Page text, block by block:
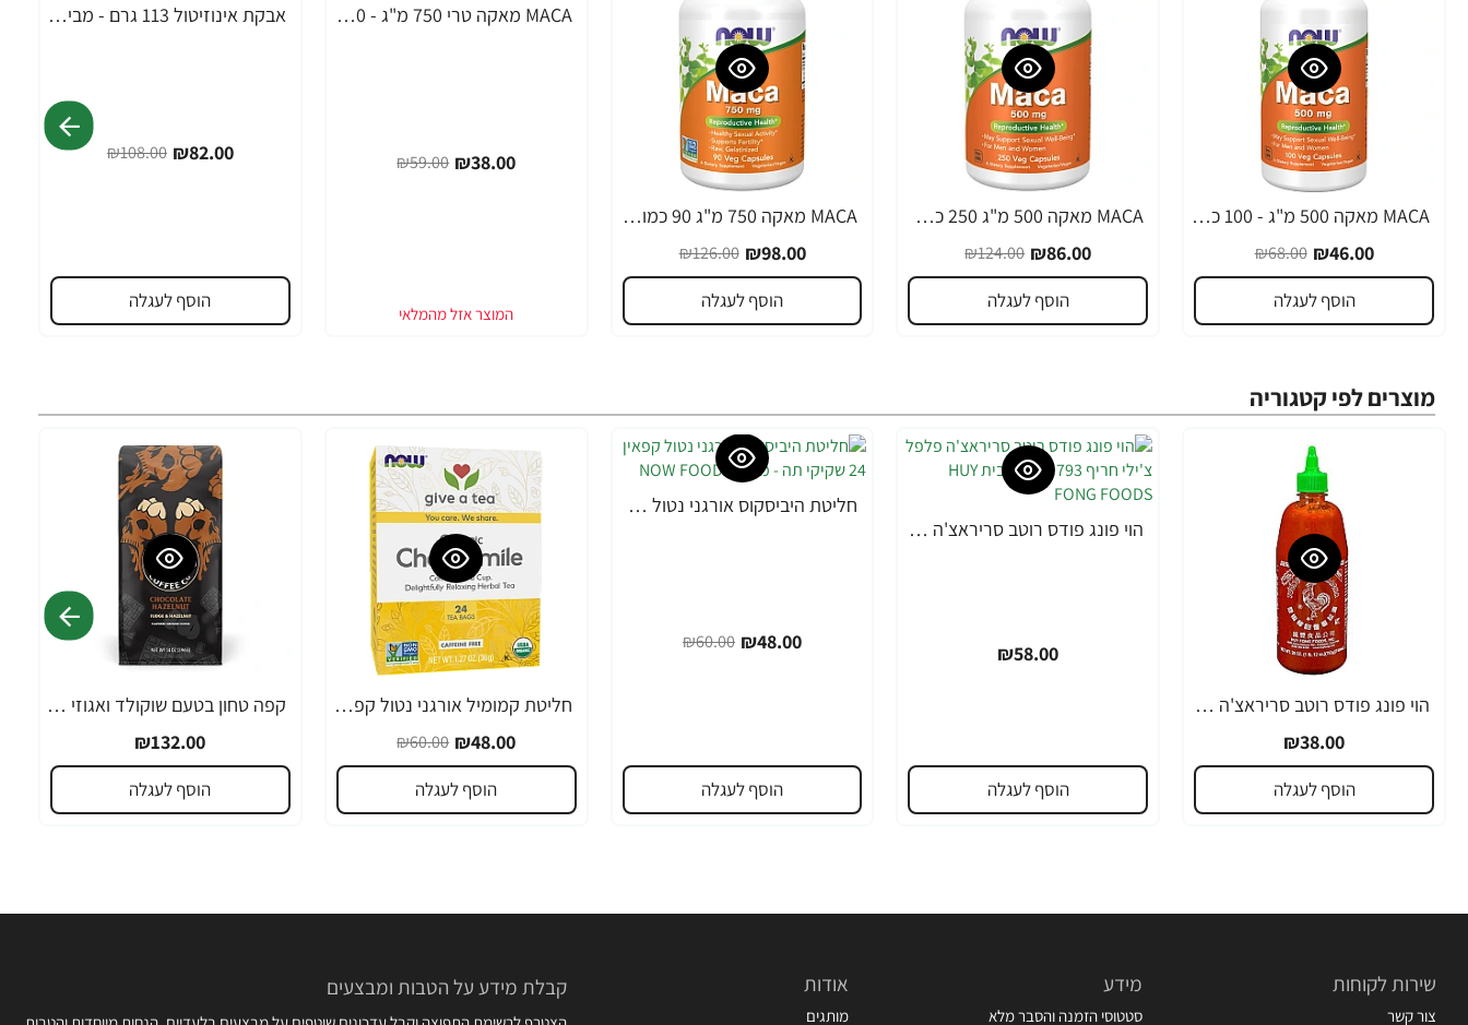
-32%
MACA מאקה 500 מ"ג - 100 כמוסות - מבית NOW FOODS
₪46.00
₪68.00
הוסף לעגלה
-31%
MACA מאקה 500 מ"ג 250 כמוסות - מבית NOW FOODS
₪86.00
₪124.00
הוסף לעגלה
-22%
MACA מאקה 750 מ"ג 90 כמוסות - מבית NOW FOODS
₪98.00
₪126.00
הוסף לעגלה
-36% MACA מאקה טרי 750 מ"ג - 30 כמוסות מבית NOW FOODS
₪38.00
₪59.00
-24% אבקת אינוזיטול 113 גרם - מבית NOW FOODS
₪82.00
₪108.00
הוסף לעגלה
מוצרים לפי קטגוריה
הוי פונג פודס רוטב סריראצ'ה פלפל צ'ילי חריף 435 גרם - מבית HUY FONG FOODS
₪38.00
הוסף לעגלה
הוי פונג פודס רוטב סריראצ'ה פלפל צ'ילי חריף 793 גרם - מבית HUY FONG FOODS
₪58.00
הוסף לעגלה
-20% חליטת היביסקוס אורגני נטול קפאין 24 שקיקי תה - מבית NOW FOODS
₪48.00
₪60.00
הוסף לעגלה
-20%
חליטת קמומיל אורגני נטול קפאין 24 שקיקי תה - מבית NOW FOODS
₪48.00
₪60.00
הוסף לעגלה
קפה טחון בטעם שוקולד ואגוזי לוז 283 גרם - מבית Death Wish Coffee
₪132.00
הוסף לעגלה
שירות לקוחות
צור קשר
מידע
סטטוסי הזמנה והסבר מלא
אודות
מותגים
קבלת מידע על הטבות ומבצעים